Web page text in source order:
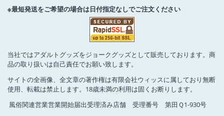
※最短発送をご希望の場合は日付指定なしでご注文ください
当社ではアダルトグッズをジョークグッズとして販売しております。商
品の取り扱いは自己責任でお願い致します。
サイトの全画像、全文章の著作権は有限会社ウィッスに属しており無断
使用、転載は禁止します。18歳未満の利用は固くお断りします。
風俗関連営業営業開始届出受理済み店舗 受理番号 第田Ｑ1-930号